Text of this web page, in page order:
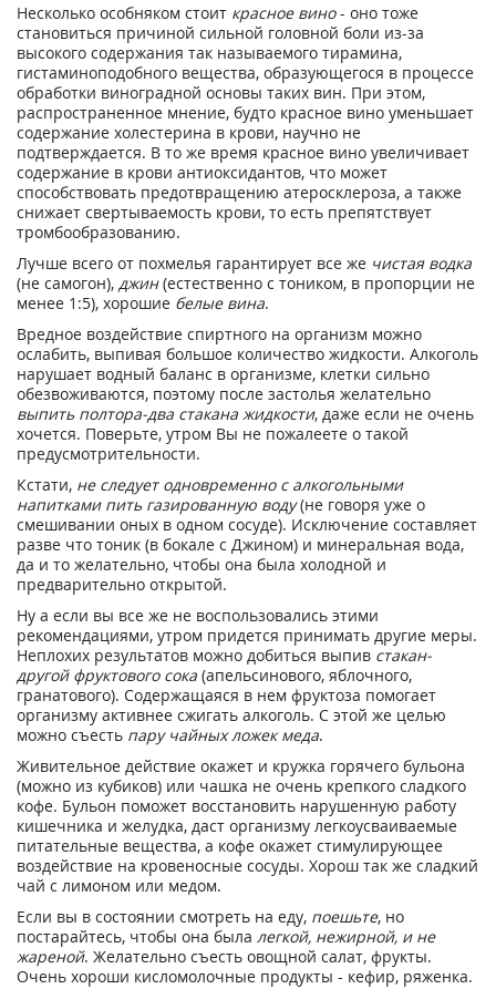
Несколько особняком стоит красное вино- оно тоже
становиться причиной сильной головной боли из-за
высокого содержания так называемого тирамина,
гистаминоподобного вещества, образующегося в процессе
обработки виноградной основы таких вин. При этом,
распространенное мнение, будто красное вино уменьшает
содержание холестерина в крови, научно не
подтверждается. В то же время красное вино увеличивает
содержание в крови антиоксидантов, что может
способствовать предотвращению атеросклероза, а также
снижает свертываемость крови, то есть препятствует
тромбообразованию.
Лучше всего от похмелья гарантирует все же чистая водка
(не самогон), джин(естественно с тоником, в пропорции не
менее 1:5), хорошие белые вина.
Вредное воздействие спиртного на организм можно
ослабить, выпивая большое количество жидкости. Алкоголь
нарушает водный баланс в организме, клетки сильно
обезвоживаются, поэтому после застолья желательно
выпить полтора-два стакана жидкости, даже если не очень
хочется. Поверьте, утром Вы не пожалеете о такой
предусмотрительности.
Кстати, не следует одновременно с алкогольными
напитками пить газированную воду(не говоря уже о
смешивании оных в одном сосуде). Исключение составляет
разве что тоник (в бокале с Джином) и минеральная вода,
да и то желательно, чтобы она была холодной и
предварительно открытой.
Ну а если вы все же не воспользовались этими
рекомендациями, утром придется принимать другие меры.
Неплохих результатов можно добиться выпив стакан-
другой фруктового сока (апельсинового, яблочного,
гранатового). Содержащаяся в нем фруктоза помогает
организму активнее сжигать алкоголь. С этой же целью
можно съесть пару чайных ложек меда.
Живительное действие окажет и кружка горячего бульона
(можно из кубиков) или чашка не очень крепкого сладкого
кофе. Бульон поможет восстановить нарушенную работу
кишечника и желудка, даст организму легкоусваиваемые
питательные вещества, а кофе окажет стимулирующее
воздействие на кровеносные сосуды. Хорош так же сладкий
чай с лимоном или медом.
Если вы в состоянии смотреть на еду, поешьте, но
постарайтесь, чтобы она была легкой, нежирной, и не
жареной. Желательно съесть овощной салат, фрукты.
Очень хороши кисломолочные продукты - кефир, ряженка.